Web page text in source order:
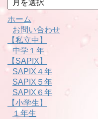
別
ホーム
お問い合わせ
【私立中】
中学１年
【SAPIX】
SAPIX４年
SAPIX５年
SAPIX６年
【小学生】
１年生